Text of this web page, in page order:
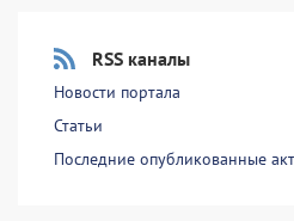
RSS каналы
Новости портала
Статьи
Последние опубликованные